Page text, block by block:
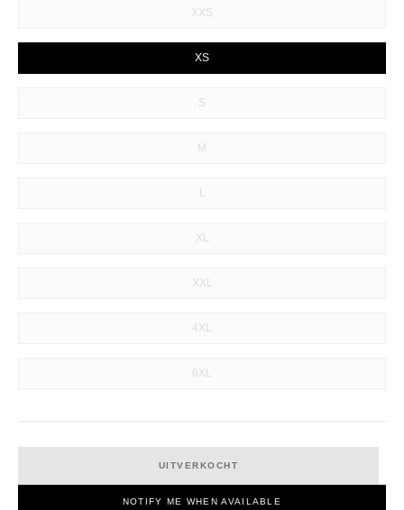
XXS
XS
S
M
L
XL
XXL
4XL
6XL
UITVERKOCHT
NOTIFY ME WHEN AVAILABLE